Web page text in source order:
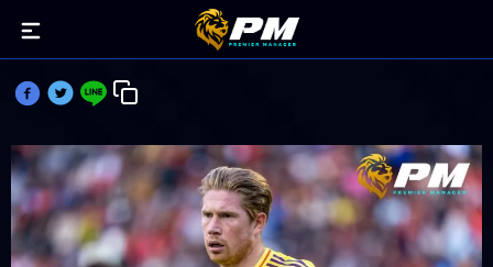
เดอ บรอยน์ เดินทางถึงอิตาลีแล้ว เตรียมซบ นาโปลี